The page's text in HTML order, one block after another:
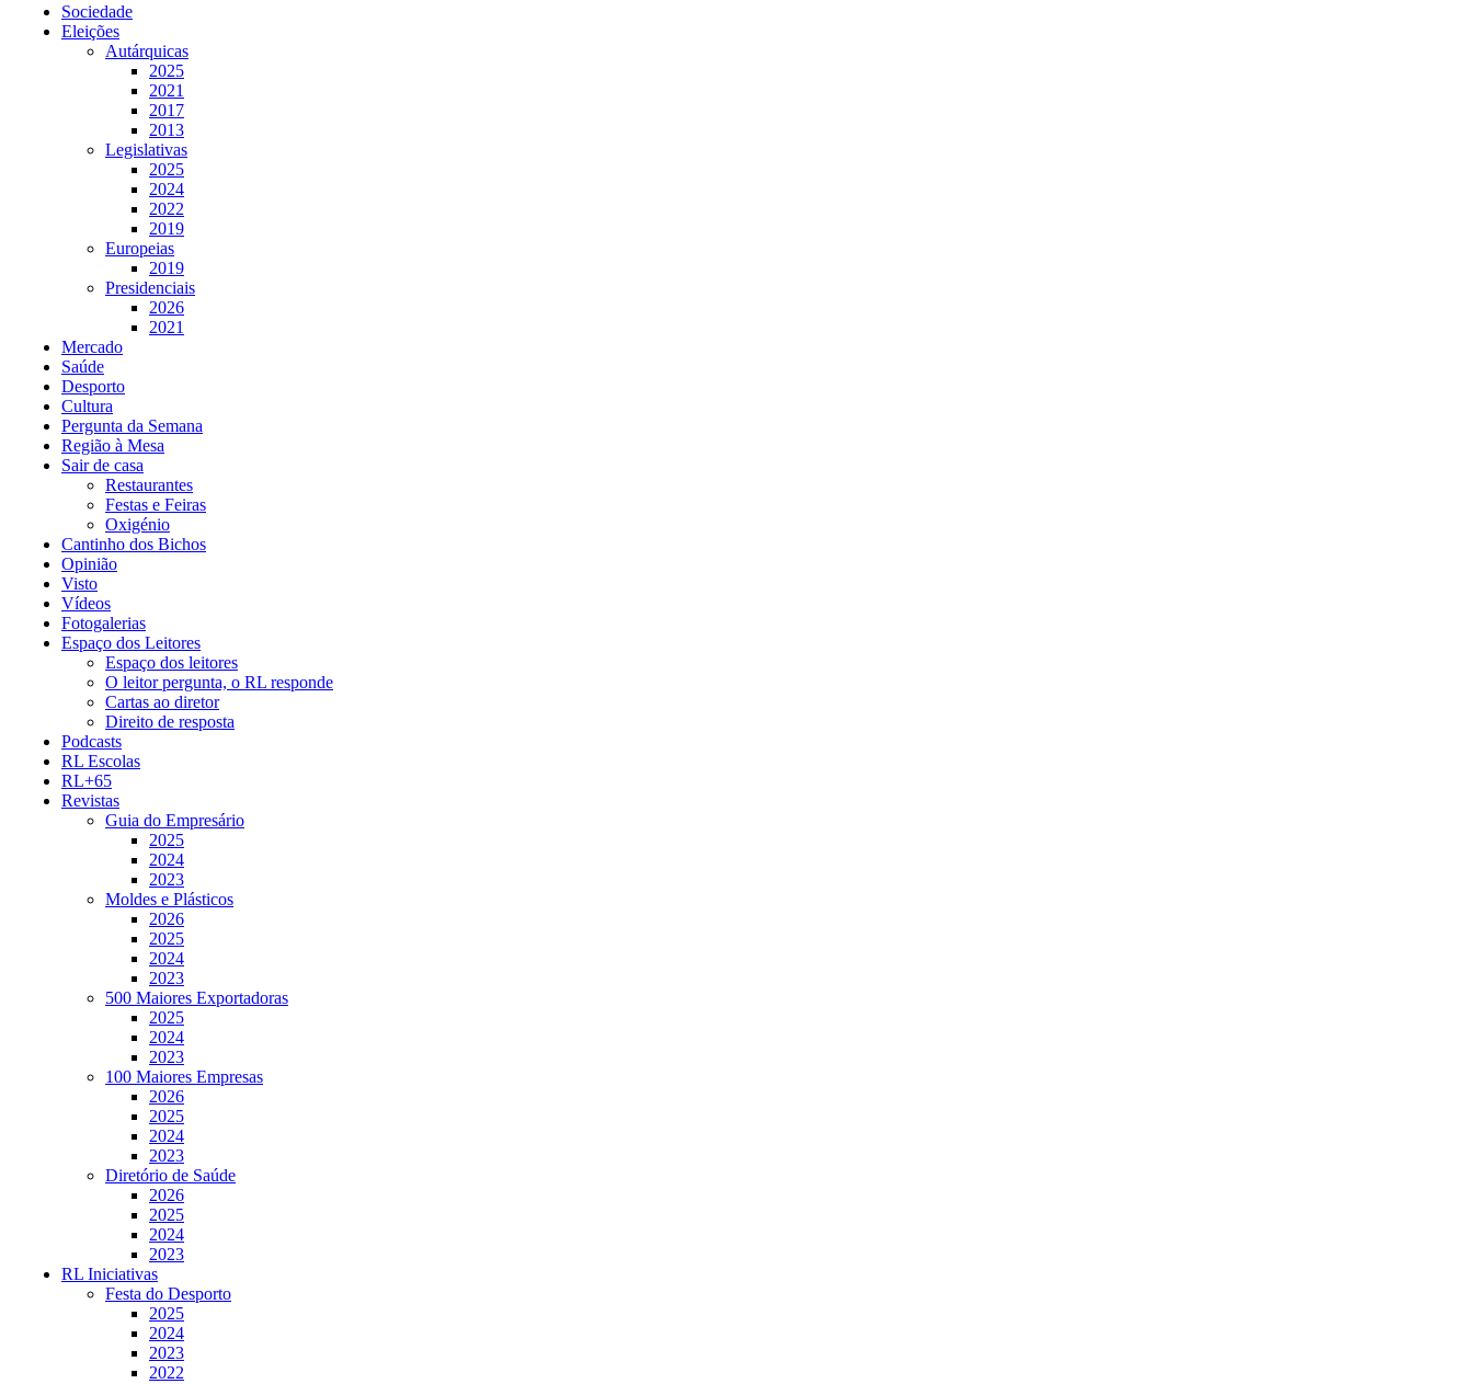
Sociedade
Eleições
Autárquicas
2025
2021
2017
2013
Legislativas
2025
2024
2022
2019
Europeias
2019
Presidenciais
2026
2021
Mercado
Saúde
Desporto
Cultura
Pergunta da Semana
Região à Mesa
Sair de casa
Restaurantes
Festas e Feiras
Oxigénio
Cantinho dos Bichos
Opinião
Visto
Vídeos
Fotogalerias
Espaço dos Leitores
Espaço dos leitores
O leitor pergunta, o RL responde
Cartas ao diretor
Direito de resposta
Podcasts
RL Escolas
RL+65
Revistas
Guia do Empresário
2025
2024
2023
Moldes e Plásticos
2026
2025
2024
2023
500 Maiores Exportadoras
2025
2024
2023
100 Maiores Empresas
2026
2025
2024
2023
Diretório de Saúde
2026
2025
2024
2023
RL Iniciativas
Festa do Desporto
2025
2024
2023
2022